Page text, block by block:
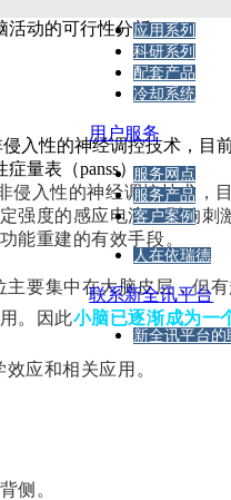
应用系列
科研系列
配套产品
冷却系统
用户服务
服务网点
服务产品
客户案例
人在依瑞德
联系新全讯平台
新全讯平台的
活动的可行性分析
入性的神经调控技术，
量表（panss）；
侵入性的神经调控技术
强度的感应电流，影响
能重建的有效手段。
主要集中在大脑皮层，但
。因此小脑已逐渐成为一
应和相关应用。
侧。